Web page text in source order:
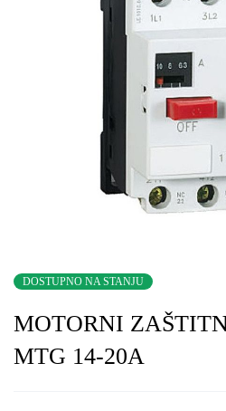
DOSTUPNO NA STANJU
MOTORNI
MTG 14-20A